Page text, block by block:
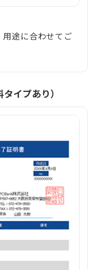
途に合わせてご
イプあり）